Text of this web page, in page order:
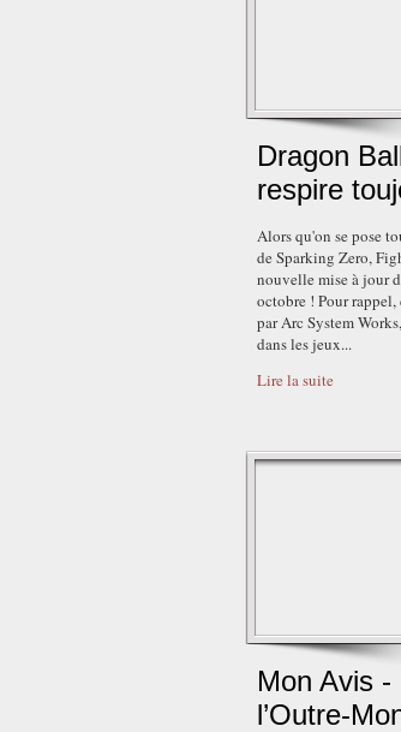
Dragon
respire
Alors qu'on se pose
de Sparking Zero,
nouvelle mise à jour
octobre ! Pour
par Arc System
dans les jeux...
Lire la suite
Mon Avis
l’Outre-